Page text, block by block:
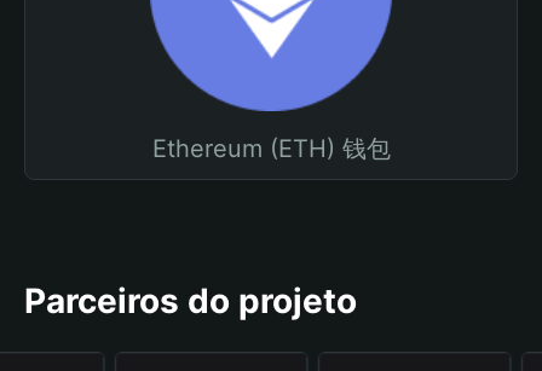
Ethereum (ETH) 钱包
Parceiros do projeto